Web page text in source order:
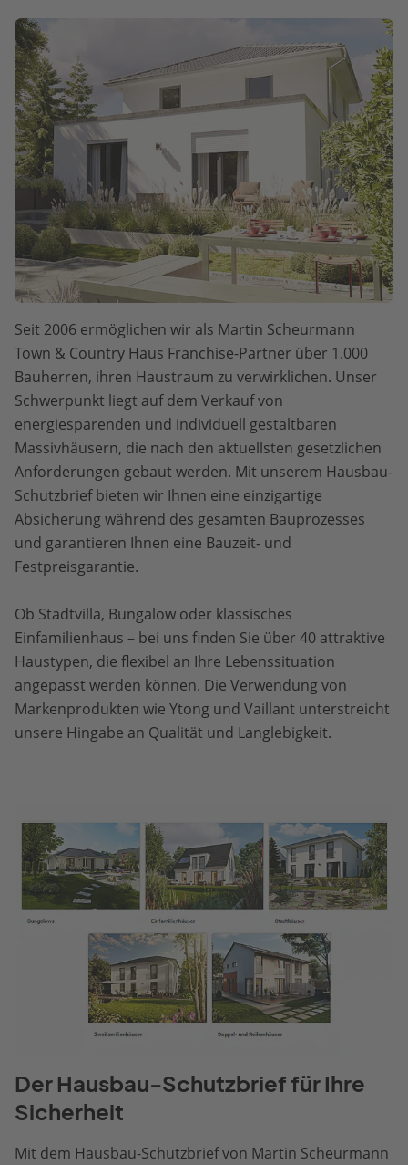
Seit 2006 ermöglichen wir als Martin Scheurmann
Town & Country Haus Franchise-Partner über 1.000
Bauherren, ihren Haustraum zu verwirklichen. Unser
Schwerpunkt liegt auf dem Verkauf von
energiesparenden und individuell gestaltbaren
Massivhäusern, die nach den aktuellsten gesetzlichen
Anforderungen gebaut werden. Mit unserem Hausbau-
Schutzbrief bieten wir Ihnen eine einzigartige
Absicherung während des gesamten Bauprozesses
und garantieren Ihnen eine Bauzeit- und
Festpreisgarantie.
Ob Stadtvilla, Bungalow oder klassisches
Einfamilienhaus – bei uns finden Sie über 40 attraktive
Haustypen, die flexibel an Ihre Lebenssituation
angepasst werden können. Die Verwendung von
Markenprodukten wie Ytong und Vaillant unterstreicht
unsere Hingabe an Qualität und Langlebigkeit.
Der Hausbau-Schutzbrief für Ihre
Sicherheit
Mit dem Hausbau-Schutzbrief von Martin Scheurmann